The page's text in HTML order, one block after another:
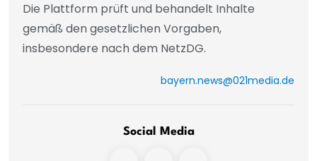
Die Plattform prüft und behandelt Inhalte
gemäß den gesetzlichen Vorgaben,
insbesondere nach dem NetzDG.
bayern.news@021media.de
Social Media